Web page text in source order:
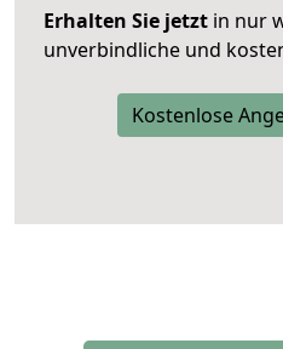
Erhalten Sie jetzt in nur
unverbindliche und
Kostenlose